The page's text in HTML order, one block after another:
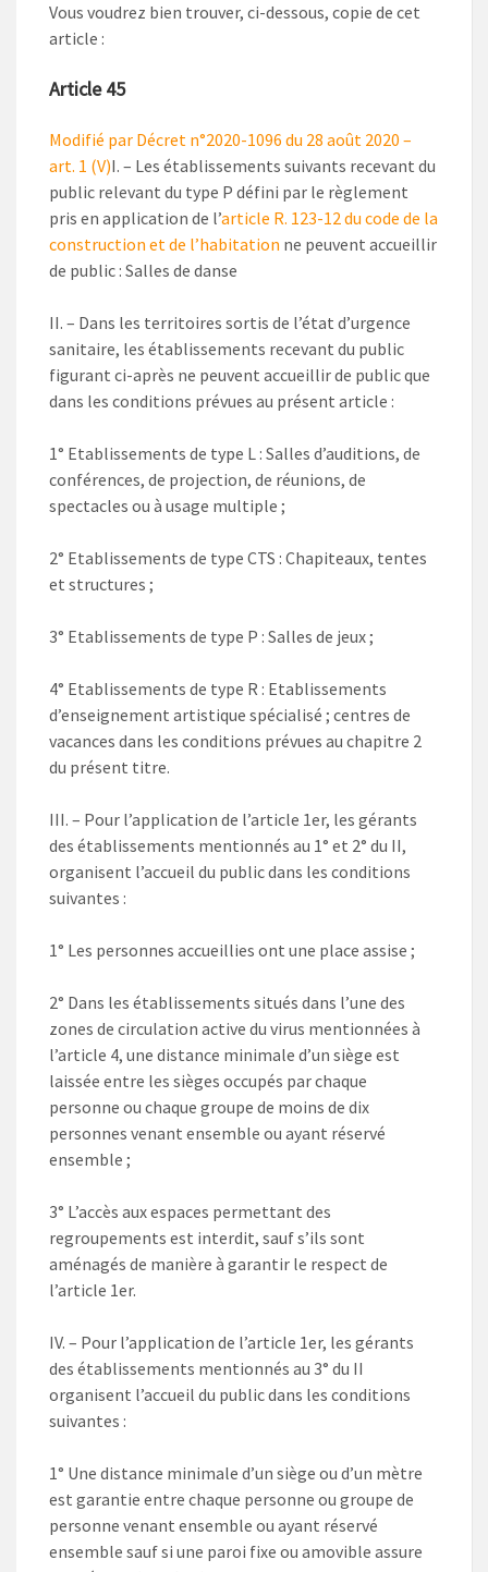
Vous voudrez bien trouver, ci-dessous, copie de cet
article :
Article 45
Modifié par Décret n°2020-1096 du 28 août 2020 –
art. 1 (V)I. – Les établissements suivants recevant du
public relevant du type P défini par le règlement
pris en application de l’article R. 123-12 du code de la
construction et de l’habitation ne peuvent accueillir
de public : Salles de danse
II. – Dans les territoires sortis de l’état d’urgence
sanitaire, les établissements recevant du public
figurant ci-après ne peuvent accueillir de public que
dans les conditions prévues au présent article :
1° Etablissements de type L : Salles d’auditions, de
conférences, de projection, de réunions, de
spectacles ou à usage multiple ;
2° Etablissements de type CTS : Chapiteaux, tentes
et structures ;
3° Etablissements de type P : Salles de jeux ;
4° Etablissements de type R : Etablissements
d’enseignement artistique spécialisé ; centres de
vacances dans les conditions prévues au chapitre 2
du présent titre.
III. – Pour l’application de l’article 1er, les gérants
des établissements mentionnés au 1° et 2° du II,
organisent l’accueil du public dans les conditions
suivantes :
1° Les personnes accueillies ont une place assise ;
2° Dans les établissements situés dans l’une des
zones de circulation active du virus mentionnées à
l’article 4, une distance minimale d’un siège est
laissée entre les sièges occupés par chaque
personne ou chaque groupe de moins de dix
personnes venant ensemble ou ayant réservé
ensemble ;
3° L’accès aux espaces permettant des
regroupements est interdit, sauf s’ils sont
aménagés de manière à garantir le respect de
l’article 1er.
IV. – Pour l’application de l’article 1er, les gérants
des établissements mentionnés au 3° du II
organisent l’accueil du public dans les conditions
suivantes :
1° Une distance minimale d’un siège ou d’un mètre
est garantie entre chaque personne ou groupe de
personne venant ensemble ou ayant réservé
ensemble sauf si une paroi fixe ou amovible assure